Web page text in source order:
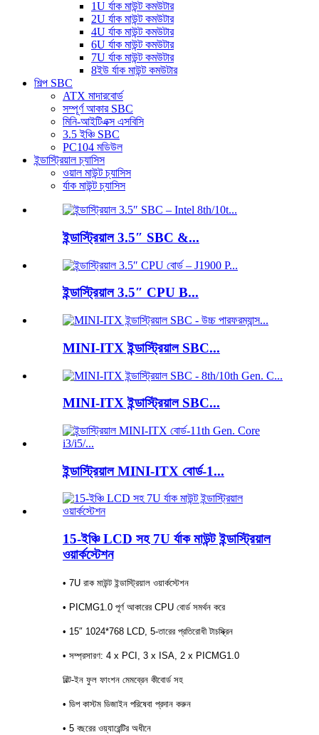
1U র্যাক মাউন্ট কমউটার
2U র্যাক মাউন্ট কমউটার
4U র্যাক মাউন্ট কমউটার
6U র্যাক মাউন্ট কমউটার
7U র্যাক মাউন্ট কমউটার
8ইউ র্যাক মাউন্ট কমউটার
শিল্প SBC
ATX মাদারবোর্ড
সম্পূর্ণ আকার SBC
মিনি-আইটিএক্স এসবিসি
3.5 ইঞ্চি SBC
PC104 মডিউল
ইন্ডাস্ট্রিয়াল চ্যাসিস
ওয়াল মাউন্ট চ্যাসিস
র্যাক মাউন্ট চ্যাসিস
ইন্ডাস্ট্রিয়াল 3.5″ SBC &...
ইন্ডাস্ট্রিয়াল 3.5″ CPU B...
MINI-ITX ইন্ডাস্ট্রিয়াল SBC...
MINI-ITX ইন্ডাস্ট্রিয়াল SBC...
ইন্ডাস্ট্রিয়াল MINI-ITX বোর্ড-1...
15-ইঞ্চি LCD সহ 7U র্যাক মাউন্ট ইন্ডাস্ট্রিয়াল
ওয়ার্কস্টেশন
• 7U রাক মাউন্ট ইন্ডাস্ট্রিয়াল ওয়ার্কস্টেশন
• PICMG1.0 পূর্ণ আকারের CPU বোর্ড সমর্থন করে
• 15″ 1024*768 LCD, 5-তারের প্রতিরোধী টাচস্ক্রিন
• সম্প্রসারণ: 4 x PCI, 3 x ISA, 2 x PICMG1.0
বিল্ট-ইন ফুল ফাংশন মেমব্রেন কীবোর্ড সহ
• ডিপ কাস্টম ডিজাইন পরিষেবা প্রদান করুন
• 5 বছরের ওয়্যারেন্টির অধীনে